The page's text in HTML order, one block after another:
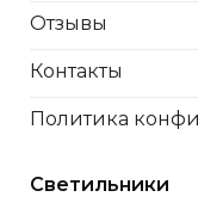
Отзывы
Контакты
Политика
Светильники